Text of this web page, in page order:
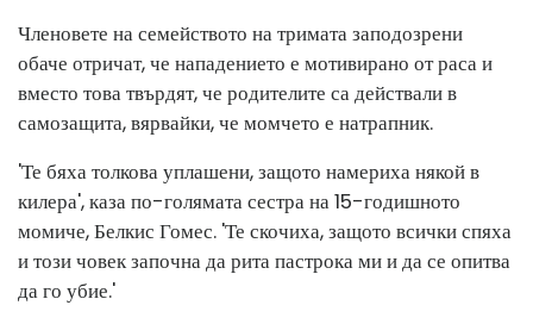
Членовете на семейството на тримата заподозрени
обаче отричат, че нападението е мотивирано от раса и
вместо това твърдят, че родителите са действали в
самозащита, вярвайки, че момчето е натрапник.
'Те бяха толкова уплашени, защото намериха някой в ​​
килера', каза по-голямата сестра на 15-годишното
момиче, Белкис Гомес. 'Те скочиха, защото всички спяха
и този човек започна да рита пастрока ми и да се опитва
да го убие.'